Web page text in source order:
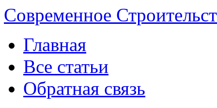
Современное
Главная
Все статьи
Обратная связь